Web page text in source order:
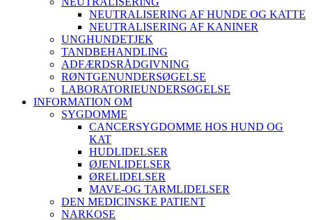
NEUTRALISERING AF HUNDE OG KATTE
NEUTRALISERING AF KANINER
UNGHUNDETJEK
TANDBEHANDLING
ADFÆRDSRÅDGIVNING
RØNTGENUNDERSØGELSE
LABORATORIEUNDERSØGELSE
INFORMATION OM
SYGDOMME
CANCERSYGDOMME HOS HUND OG
KAT
HUDLIDELSER
ØJENLIDELSER
ØRELIDELSER
MAVE-OG TARMLIDELSER
DEN MEDICINSKE PATIENT
NARKOSE